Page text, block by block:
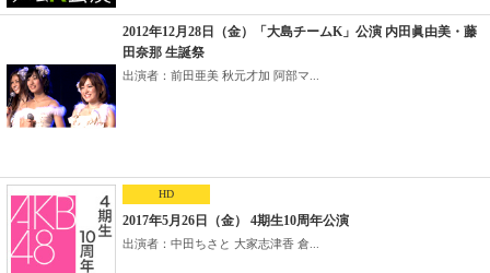
2012年12月28日（金）「大島チームK」公演 内田眞由美・藤
田奈那 生誕祭
出演者：前田亜美 秋元才加 阿部マ...
HD
2017年5月26日（金） 4期生10周年公演
出演者：中田ちさと 大家志津香 倉...